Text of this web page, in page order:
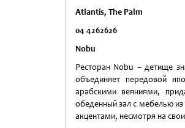
Atlantis, The Palm
04 4262626
Nobu
Ресторан Nobu – детище
объединяет передовой
арабскими веяниями,
обеденный зал с мебелью
акцентами, несмотря на